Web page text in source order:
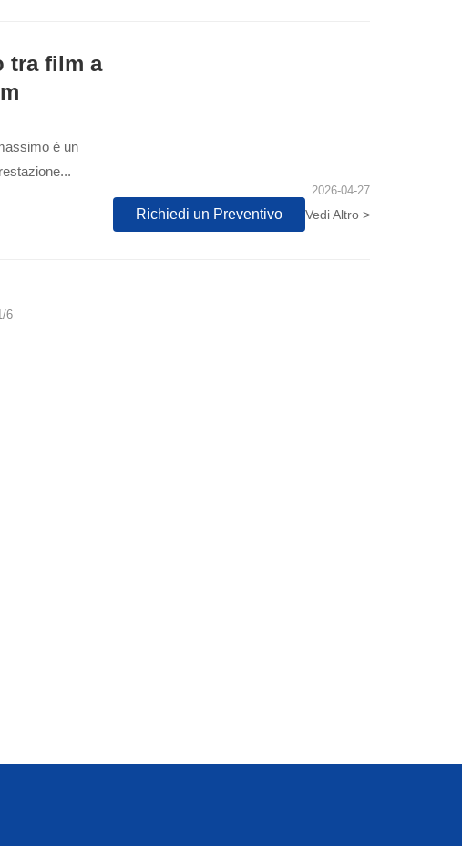
tra film a
è un
2026-04-27
Richiedi un Preventivo Vedi Altro >
6